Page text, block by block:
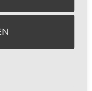
10880.-